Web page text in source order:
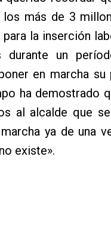
más de 3
la inserción
durante un
en marcha
ha demostrado
al alcalde que
ya de una
existe».